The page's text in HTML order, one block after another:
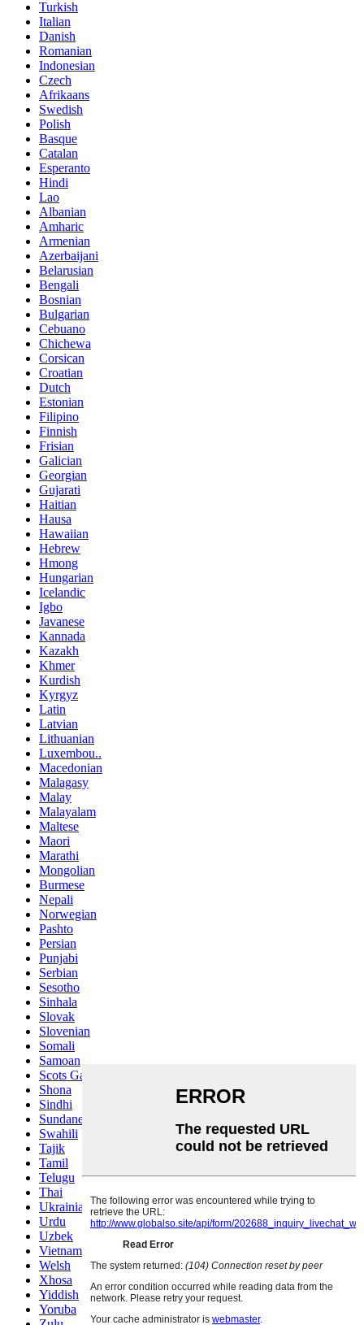
Turkish
Italian
Danish
Romanian
Indonesian
Czech
Afrikaans
Swedish
Polish
Basque
Catalan
Esperanto
Hindi
Lao
Albanian
Amharic
Armenian
Azerbaijani
Belarusian
Bengali
Bosnian
Bulgarian
Cebuano
Chichewa
Corsican
Croatian
Dutch
Estonian
Filipino
Finnish
Frisian
Galician
Georgian
Gujarati
Haitian
Hausa
Hawaiian
Hebrew
Hmong
Hungarian
Icelandic
Igbo
Javanese
Kannada
Kazakh
Khmer
Kurdish
Kyrgyz
Latin
Latvian
Lithuanian
Luxembou..
Macedonian
Malagasy
Malay
Malayalam
Maltese
Maori
Marathi
Mongolian
Burmese
Nepali
Norwegian
Pashto
Persian
Punjabi
Serbian
Sesotho
Sinhala
Slovak
Slovenian
Somali
Samoan
Scots Gaelic
Shona
Sindhi
Sundanese
Swahili
Tajik
Tamil
Telugu
Thai
Ukrainian
Urdu
Uzbek
Vietnamese
Welsh
Xhosa
Yiddish
Yoruba